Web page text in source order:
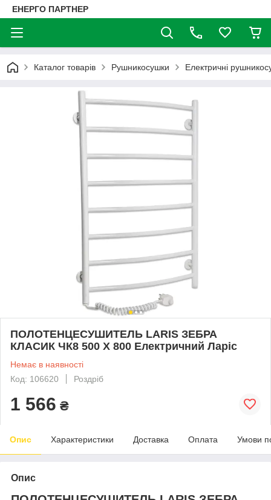
ЕНЕРГО ПАРТНЕР
Каталог товарів Рушникосушки Електричні
ПОЛОТЕНЦЕСУШИТЕЛЬ LARIS ЗЕБРА
КЛАСИК ЧК8 500 Х 800 Електричний Ларіс
Немає в наявності
Код: 106620
Роздріб
1 566 ₴
Опис Характеристики Доставка Оплата Умови
Опис